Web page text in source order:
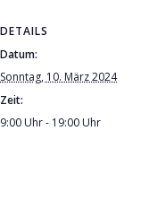
DETAILS
Datum:
Sonntag, 10. März 2024
Zeit:
9:00 Uhr - 19:00 Uhr